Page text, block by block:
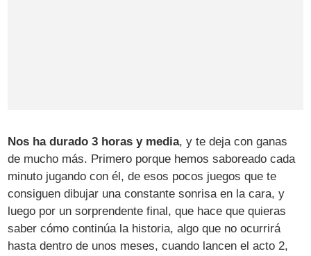
Nos ha durado 3 horas y media, y te deja con ganas
de mucho más. Primero porque hemos saboreado cada
minuto jugando con él, de esos pocos juegos que te
consiguen dibujar una constante sonrisa en la cara, y
luego por un sorprendente final, que hace que quieras
saber cómo continúa la historia, algo que no ocurrirá
hasta dentro de unos meses, cuando lancen el acto 2,